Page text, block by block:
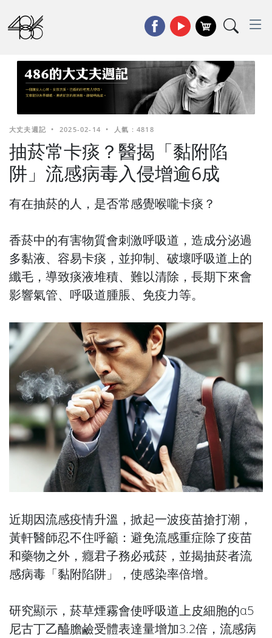
大丈夫週記 • 2025-02-14 • 人氣 : 4818
抽菸常卡痰？醫揭「黏附陷
阱」流感病毒入侵增逾6成
有在抽菸的人，是否常感覺喉嚨卡痰？
香菸中的有害物質會刺激呼吸道，造成分泌過
多黏液、容易卡痰，並抑制、破壞呼吸道上的
纖毛，導致痰液堆積、難以清除，長期下來會
影響氣管、呼吸道腫脹、免疫力等。
近期因流感疫情升溫，掀起一波疫苗搶打潮，
黃軒醫師忍不住呼籲：避免流感重症除了疫苗
和藥物之外，癮君子務必戒菸，並揭抽菸者流
感病毒「黏附陷阱」，使感染率倍增。
研究顯示，菸草煙霧會使呼吸道上皮細胞的α5
尼古丁乙醯膽鹼受體表達量增加3.2倍，流感病